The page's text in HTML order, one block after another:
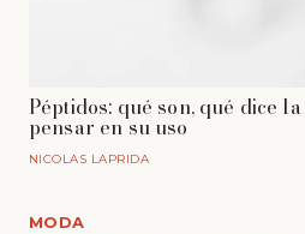
Péptidos: qué son, qué dice
pensar en su uso
NICOLAS LAPRIDA
MODA